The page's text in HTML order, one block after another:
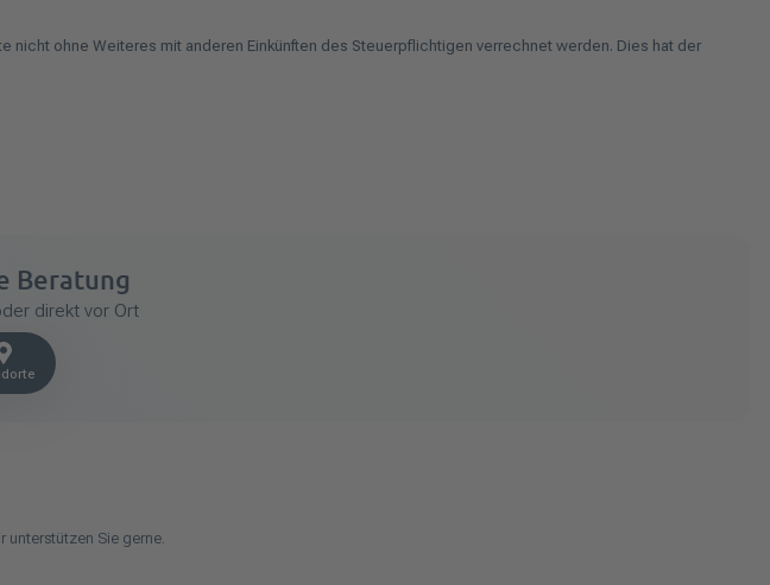
ohne Weiteres mit anderen Einkünften des Steuerpflichtigen verrechnet werden. Dies hat der
Beratung
direkt vor Ort
unterstützen Sie gerne.